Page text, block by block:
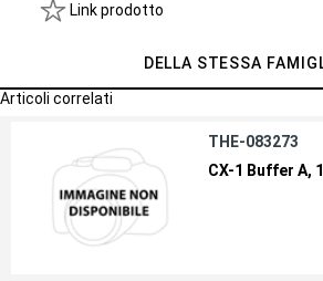
Link prodotto
DELLA STESSA
Articoli correlati
THE-083273
CX-1 Buffer A,